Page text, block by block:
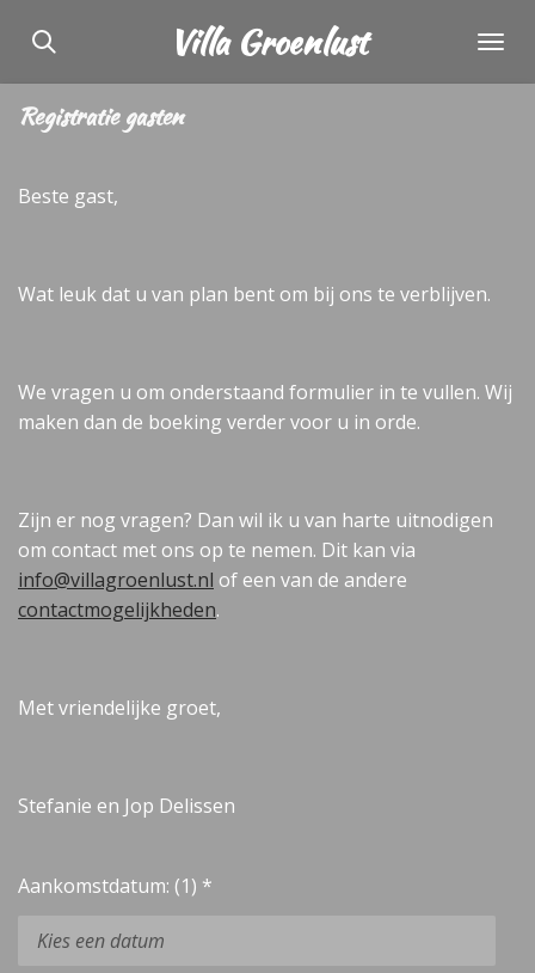
direct
naar
de
Villa Groenlust
Registratie gasten
Beste gast,
Wat leuk dat u van plan bent om bij ons te verblijven.
We vragen u om onderstaand formulier in te vullen. Wij
maken dan de boeking verder voor u in orde.
Zijn er nog vragen? Dan wil ik u van harte uitnodigen
om contact met ons op te nemen. Dit kan via
info@villagroenlust.nl of een van de andere
contactmogelijkheden.
Met vriendelijke groet,
Stefanie en Jop Delissen
Aankomstdatum: (1) *